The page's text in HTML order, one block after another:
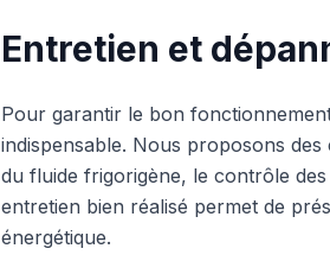
Entretien et
Pour garantir le bon
indispensable. Nous proposons
du fluide frigorigène, le contrôle
entretien bien réalisé permet de
énergétique.